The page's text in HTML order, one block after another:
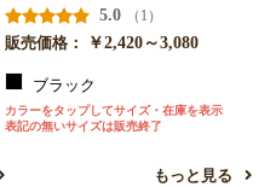
5.0
（1）
販売価格：
￥2,420～3,080
ブラック
カラーをタップしてサイズ・在庫を表示
表記の無いサイズは販売終了
もっと見る